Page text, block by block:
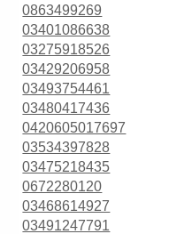
0863499269
03401086638
03275918526
03429206958
03493754461
03480417436
0420605017697
03534397828
03475218435
0672280120
03468614927
03491247791